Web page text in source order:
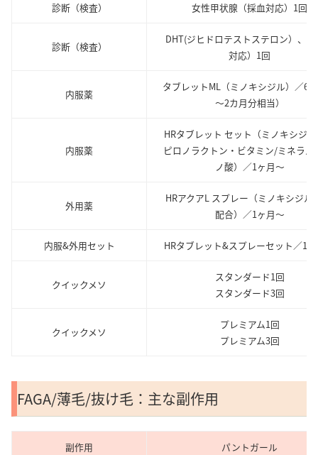
診断（検査） 女性甲状腺（採血対応）1回
診断（検査）
DHT(ジヒドロテストステロン）、
対応）1回
内服薬
タブレットML（ミノキシジル）／60
～2カ月分相当）
内服薬
HRタブレット セット（ミノキシジ
ピロノラクトン・ビタミン/ミネラル
ノ酸）／1ヶ月～
外用薬
HRアクアL スプレー（ミノキシジル
配合）／1ヶ月～
内服&外用セット HRタブレット&スプレーセット／1
クイックメソ
スタンダード1回
スタンダード3回
クイックメソ
プレミアム1回
プレミアム3回
FAGA/薄毛/抜け毛：主な副作用
副作用 パントガール